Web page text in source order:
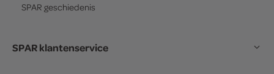
SPAR geschiedenis
SPAR klantenservice